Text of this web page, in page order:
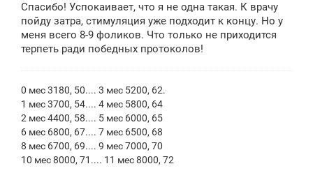
б
щ
н
и
Спасибо! Успокаивает, что я не одна такая. К врачу
пойду затра, стимуляция уже подходит к концу. Но у
меня всего 8-9 фоликов. Что только не приходится
терпеть ради победных протоколов!
0 мес 3180, 50.... 3 мес 5200, 62.
1 мес 3700, 54.... 4 мес 5800, 64
2 мес 4400, 58.... 5 мес 6000, 65
6 мес 6800, 67.... 7 мес 6500, 68
8 мес 6700, 69.... 9 мес 7000, 70
10 мес 8000, 71.... 11 мес 8000, 72